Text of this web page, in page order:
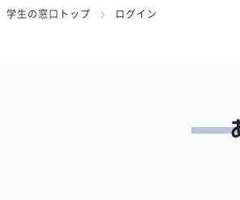
学生の窓口トップ ログイン